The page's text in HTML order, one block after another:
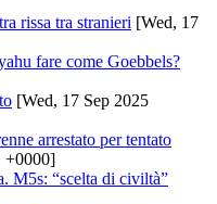
rissa tra stranieri [Wed, 17
fare come Goebbels?
[Wed, 17 Sep 2025
arrestato per tentato
+0000]
M5s: “scelta di civiltà”